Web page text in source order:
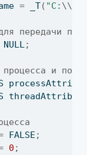
= _T( "C: \\
передачи
NULL;
и
FALSE ;
0 ;